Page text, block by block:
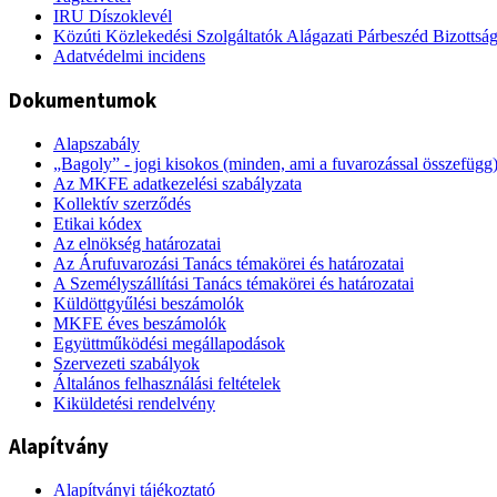
IRU Díszoklevél
Közúti Közlekedési Szolgáltatók Alágazati Párbeszéd
Adatvédelmi incidens
Dokumentumok
Alapszabály
„Bagoly” - jogi kisokos (minden, ami a fuvarozással összefügg)
Az MKFE adatkezelési szabályzata
Kollektív szerződés
Etikai kódex
Az elnökség határozatai
Az Árufuvarozási Tanács témakörei és határozatai
A Személyszállítási Tanács témakörei és határozatai
Küldöttgyűlési beszámolók
MKFE éves beszámolók
Együttműködési megállapodások
Szervezeti szabályok
Általános felhasználási feltételek
Kiküldetési rendelvény
Alapítvány
Alapítványi tájékoztató